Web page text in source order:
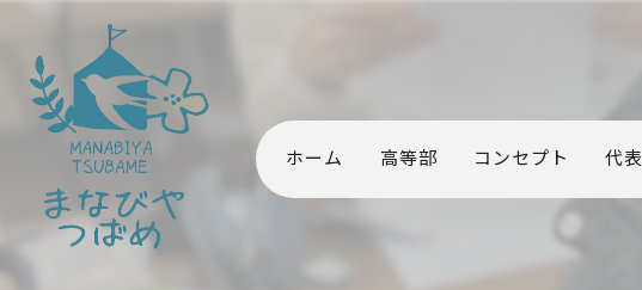
ホーム 高等部 コンセプト 代